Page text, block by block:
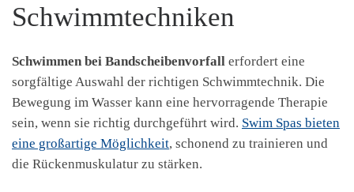
Schwimmtechniken
Schwimmen bei Bandscheibenvorfall erfordert eine
sorgfältige Auswahl der richtigen Schwimmtechnik. Die
Bewegung im Wasser kann eine hervorragende Therapie
sein, wenn sie richtig durchgeführt wird. Swim Spas bieten
eine großartige Möglichkeit, schonend zu trainieren und
die Rückenmuskulatur zu stärken.